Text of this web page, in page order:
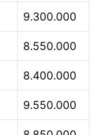
9.300.000
8.550.000
8.400.000
9.550.000